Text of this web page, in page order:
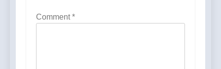
Comment*